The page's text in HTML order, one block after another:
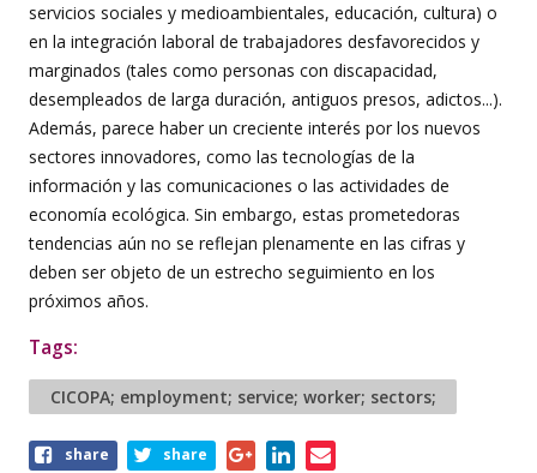
servicios sociales y medioambientales, educación, cultura) o
en la integración laboral de trabajadores desfavorecidos y
marginados (tales como personas con discapacidad,
desempleados de larga duración, antiguos presos, adictos...).
Además, parece haber un creciente interés por los nuevos
sectores innovadores, como las tecnologías de la
información y las comunicaciones o las actividades de
economía ecológica. Sin embargo, estas prometedoras
tendencias aún no se reflejan plenamente en las cifras y
deben ser objeto de un estrecho seguimiento en los
próximos años.
Tags:
CICOPA; employment; service; worker; sectors;
Shareshare share